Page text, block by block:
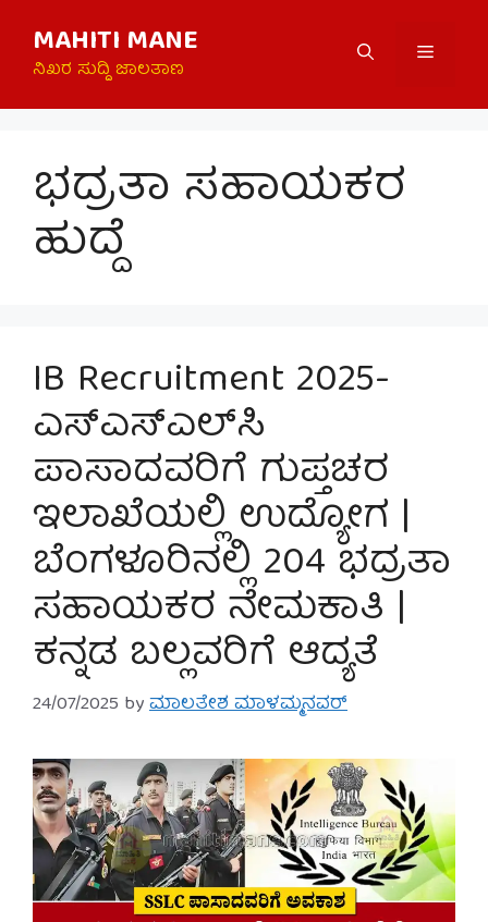
content
MAHITI MANE
ನಿಖರ ಸುದ್ದಿ ಜಾಲತಾಣ
Menu
ಭದ್ರತಾ ಸಹಾಯಕರ
ಹುದ್ದೆ
IB Recruitment 2025-
ಎಸ್‌ಎಸ್‌ಎಲ್‌ಸಿ
ಪಾಸಾದವರಿಗೆ ಗುಪ್ತಚರ
ಇಲಾಖೆಯಲ್ಲಿ ಉದ್ಯೋಗ |
ಬೆಂಗಳೂರಿನಲ್ಲಿ 204 ಭದ್ರತಾ
ಸಹಾಯಕರ ನೇಮಕಾತಿ |
ಕನ್ನಡ ಬಲ್ಲವರಿಗೆ ಆದ್ಯತೆ
24/07/2025 byಮಾಲತೇಶ ಮಾಳಮ್ಮನವರ್